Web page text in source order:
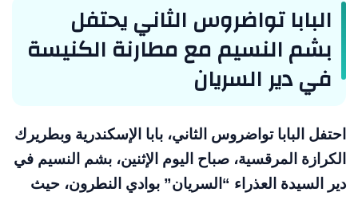
البابا تواضروس الثاني يحتفل
بشم النسيم مع مطارنة الكنيسة
في دير السريان
احتفل البابا تواضروس الثاني، بابا الإسكندرية وبطريرك
الكرازة المرقسية، صباح اليوم الإثنين، بشم النسيم في
دير السيدة العذراء “السريان” بوادي النطرون، حيث